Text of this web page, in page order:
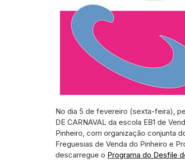
No dia 5 de fevereiro (sexta-feira),
DE CARNAVAL da escola EB1 de
Pinheiro, com organização conjunta
Freguesias de Venda do Pinheiro e
descarregue o Programa do Desfile